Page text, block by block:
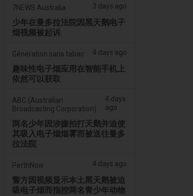
7NEWS Australia 3 days ago
少年在曼多拉法院因黑天鹅电子
烟视频被起诉
Génération sans tabac 4 days ago
趣味性电子烟应用在智能手机上
依然可以获取
ABC (Australian
Broadcasting Corporation)
4 days
ago
两名少年因涉嫌拍打天鹅并迫使
其吸入电子烟烟雾而被送往曼多
拉法院
PerthNow 4 days ago
警方因视频显示本土黑天鹅被迫
吸电子烟而指控两名青少年动物